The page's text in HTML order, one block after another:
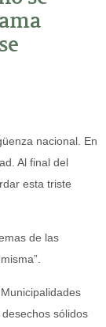
nacional. En
Al final del
esta triste
de las
sólidos